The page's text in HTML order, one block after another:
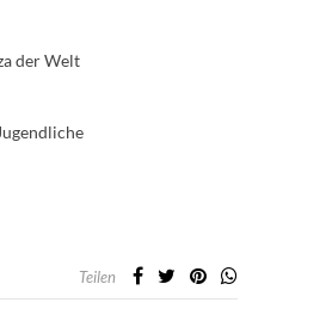
der Welt
Teilen